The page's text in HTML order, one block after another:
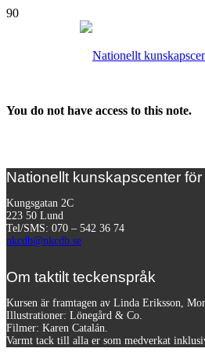
You do not have access to this note.
Nationellt kunskapscenter
Kungsgatan 2C
223 50 Lund
Tel/SMS: 070 – 542 36 74
nkcdb@nkcdb.se
Om taktilt teckenspråk
Kursen är framtagen av Linda Eriksson,
Illustrationer: Lönegård & Co.
Filmer: Karen Catalán.
Varmt tack till alla er som medverkat